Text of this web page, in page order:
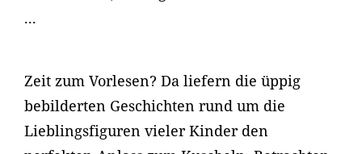
...
Zeit zum Vorlesen? Da liefern die üppig
bebilderten Geschichten rund um die
Lieblingsfiguren vieler Kinder den